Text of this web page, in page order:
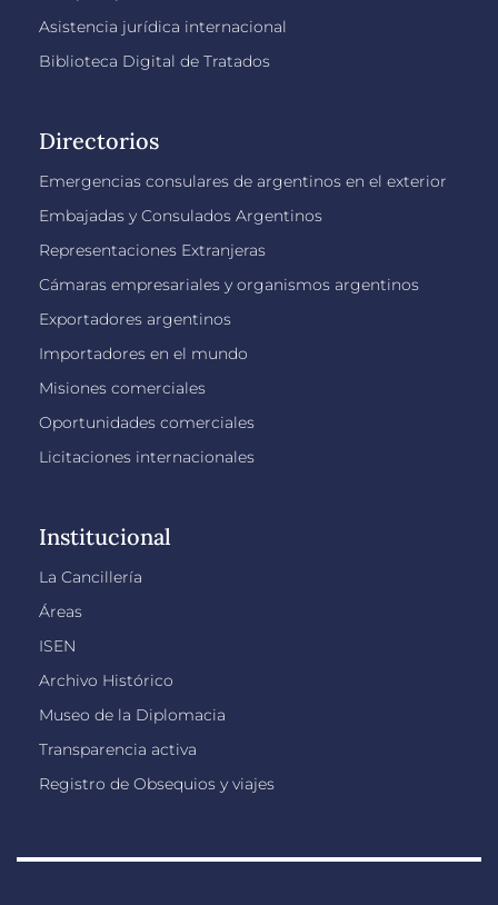
Asistencia jurídica internacional
Biblioteca Digital de Tratados
Directorios
Emergencias consulares de argentinos en el exterior
Embajadas y Consulados Argentinos
Representaciones Extranjeras
Cámaras empresariales y organismos argentinos
Exportadores argentinos
Importadores en el mundo
Misiones comerciales
Oportunidades comerciales
Licitaciones internacionales
Institucional
La Cancillería
Áreas
ISEN
Archivo Histórico
Museo de la Diplomacia
Transparencia activa
Registro de Obsequios y viajes